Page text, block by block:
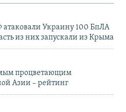
Украину 100 БпЛА
из них запускали из Крыма
процветающим
Азии – рейтинг